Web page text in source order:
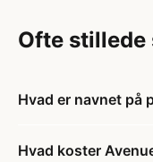
Ofte stillede
Hvad er navnet på
Hvad koster